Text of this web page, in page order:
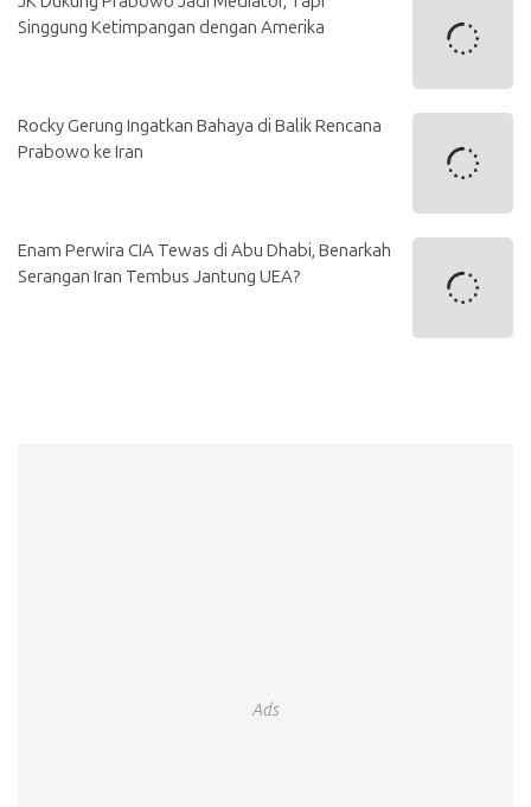
Singgung Ketimpangan dengan Amerika
Rocky Gerung Ingatkan Bahaya di Balik Rencana
Prabowo ke Iran
Enam Perwira CIA Tewas di Abu Dhabi, Benarkah
Serangan Iran Tembus Jantung UEA?
Ads